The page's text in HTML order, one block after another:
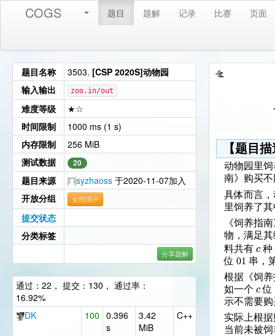
COGS 题目 题解 记录 比赛 页面
题目名称 3503. [CSP 2020S]动物园
输入输出
zoo.in/out
难度等级
★☆
时间限制
1000 ms (1 s)
内存限制
256 MiB
测试数据
20
题目来源 syzhaoss 于2020-11-07加入
开放分组
全部用户
提交状态
分类标签
分享题解
通过：22， 提交：130， 通过率：
16.92%
DK
100 0.396
s
3.42
MiB
C++
【题目
动物园里
南》购买
具体而言
里饲养了
《饲养指
物，满足
料共有 c种
位 01 串，
根据《饲
如一个 c位
示不需要
实际上根
当前未被